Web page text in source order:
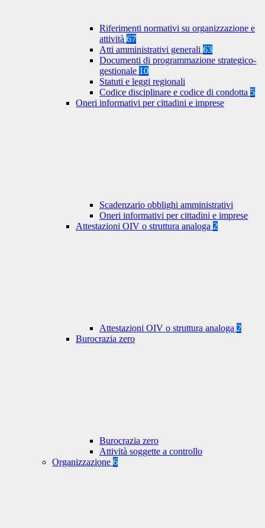
Riferimenti normativi su organizzazione e
attività 67
Atti amministrativi generali 63
Documenti di programmazione strategico-
gestionale 10
Statuti e leggi regionali
Codice disciplinare e codice di condotta 5
Oneri informativi per cittadini e imprese
Scadenzario obblighi amministrativi
Oneri informativi per cittadini e imprese
Attestazioni OIV o struttura analoga 2
Attestazioni OIV o struttura analoga 2
Burocrazia zero
Burocrazia zero
Attività soggette a controllo
Organizzazione 6